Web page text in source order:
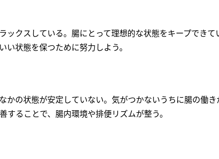
ックスしている。腸にとって理想的な状態をキープできて
い状態を保つために努力しよう。
かの状態が安定していない。気がつかないうちに腸の働
することで、腸内環境や排便リズムが整う。